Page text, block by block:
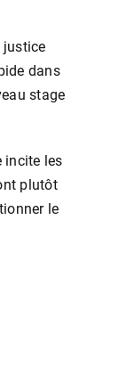
justice
dans
stage
incite les
plutôt
le